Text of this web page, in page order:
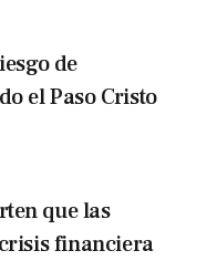
de
el Paso Cristo
que las
financiera